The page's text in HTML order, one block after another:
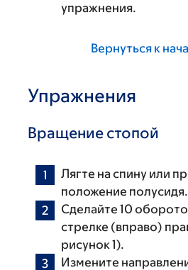
упражнения.
Вернуться к
Упражнения
Вращение стопой
Лягте на спину или
положение полусидя.
Сделайте 10
стрелке (вправо)
рисунок 1).
Измените